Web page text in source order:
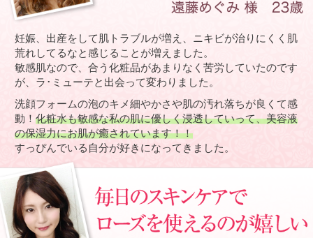
妊娠、出産をして肌トラブルが増え、ニキビが治りにくく肌
荒れしてるなと感じることが増えました。
敏感肌なので、合う化粧品があまりなく苦労していたのです
が、ラ･ミューテと出会って変わりました。
洗顔フォームの泡のキメ細やかさや肌の汚れ落ちが良くて感
動！ 化粧水も敏感な私の肌に優しく浸透していって、美容液
の保湿力にお肌が癒されています！！
すっぴんでいる自分が好きになってきました。